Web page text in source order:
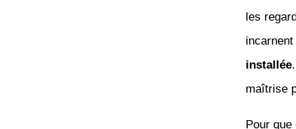
les
installée
maîtrise
Pour